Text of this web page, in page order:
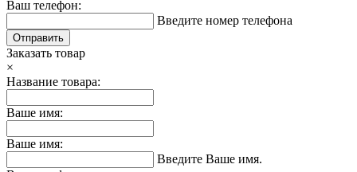
Ваш телефон:
Введите номер телефона
Отправить
Заказать товар
×
Название товара:
Ваше имя:
Ваше имя:
Введите Ваше имя.